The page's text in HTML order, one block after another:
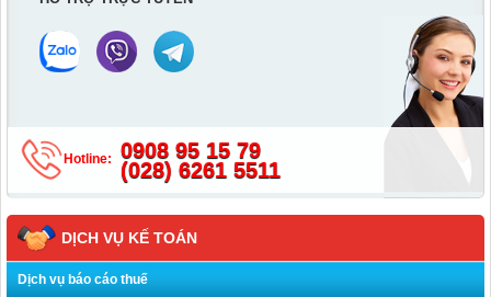
Hotline:
0908 95 15 79
(028) 6261 5511
DỊCH VỤ KẾ TOÁN
Dịch vụ báo cáo thuế